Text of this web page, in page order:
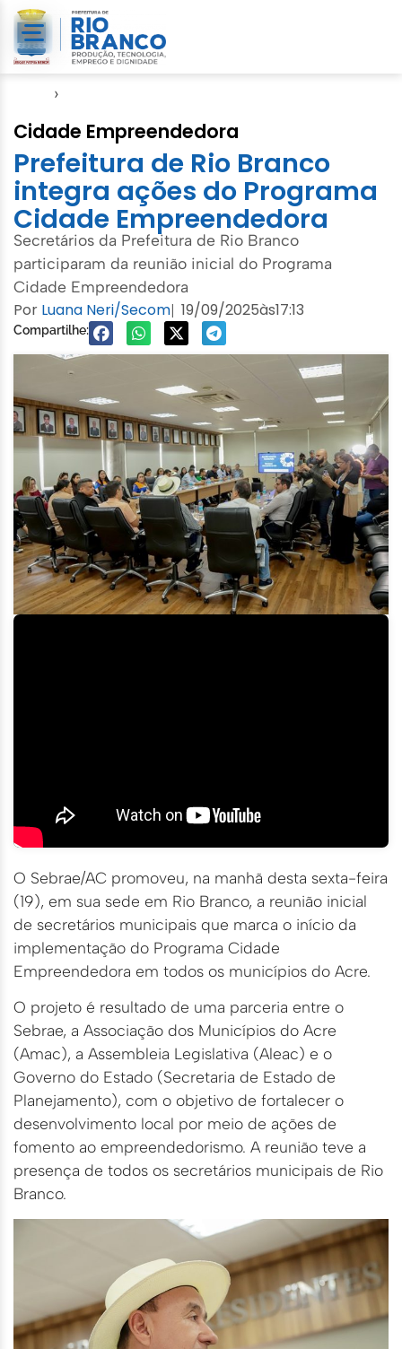
›
Cidade Empreendedora
Prefeitura de Rio Branco
integra ações do Programa
Cidade Empreendedora
Secretários da Prefeitura de Rio Branco
participaram da reunião inicial do Programa
Cidade Empreendedora
Por Luana Neri/Secom| 19/09/2025às17:13
Compartilhe:
O Sebrae/AC promoveu, na manhã desta sexta-feira
(19), em sua sede em Rio Branco, a reunião inicial
de secretários municipais que marca o início da
implementação do Programa Cidade
Empreendedora em todos os municípios do Acre.
O projeto é resultado de uma parceria entre o
Sebrae, a Associação dos Municípios do Acre
(Amac), a Assembleia Legislativa (Aleac) e o
Governo do Estado (Secretaria de Estado de
Planejamento), com o objetivo de fortalecer o
desenvolvimento local por meio de ações de
fomento ao empreendedorismo. A reunião teve a
presença de todos os secretários municipais de Rio
Branco.